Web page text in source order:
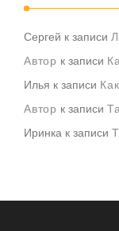
Сергей к записи
Автор к записи
Илья к записи
Автор к записи
Иринка к записи